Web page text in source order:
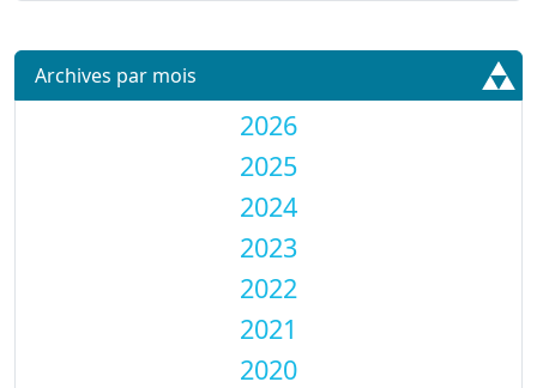
Archives par mois
2026
2025
2024
2023
2022
2021
2020